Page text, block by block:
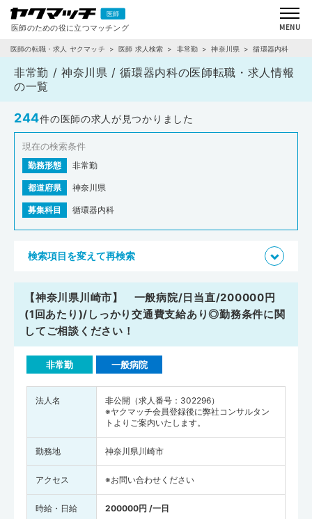
医師の転職・求人 ヤクマッチ 医師 求人検索 非常勤 神奈川県 循環器内科
非常勤 / 神奈川県 / 循環器内科の医師転職・求人情報
の一覧
244件の医師の求人が見つかりました
現在の検索条件
勤務形態 非常勤
都道府県 神奈川県
募集科目 循環器内科
検索項目を変えて再検索
【神奈川県川崎市】 一般病院/日当直/200000円
(1回あたり)/しっかり交通費支給あり◎勤務条件に関
してご相談ください！
非常勤 一般病院
法人名
非公開（求人番号：302296）
※ヤクマッチ会員登録後に弊社コンサルタン
トよりご案内いたします。
勤務地 神奈川県川崎市
アクセス ※お問い合わせください
時給・日給 200000円 /一日